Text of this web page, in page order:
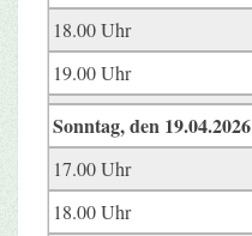
18.00 Uhr
19.00 Uhr
Sonntag, den 19.04.2026
17.00 Uhr
18.00 Uhr